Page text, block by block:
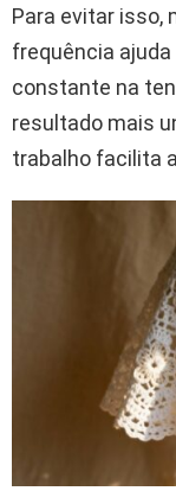
Para evitar isso,
frequência
constante na
resultado mais
trabalho facilita